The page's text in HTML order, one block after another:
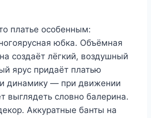
платье особенным:
юбка. Объёмная
создаёт лёгкий, воздушный
ярус придаёт платью
и динамику — при движении
выглядеть словно балерина.
Аккуратные банты на